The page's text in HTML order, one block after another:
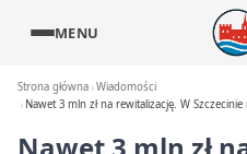
MENU
Strona główna Wiadomości
Nawet 3 mln zł na rewitalizację. W